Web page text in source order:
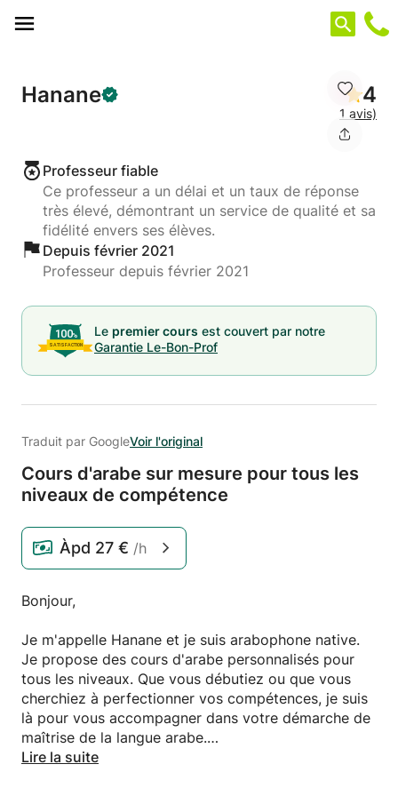
Hanane 4
1 avis)
Professeur fiable
Ce professeur a un délai et un taux de réponse
très élevé, démontrant un service de qualité et sa
fidélité envers ses élèves.
Depuis février 2021
Professeur depuis février 2021
Le premier cours est couvert par notre
Garantie Le-Bon-Prof
Traduit par GoogleVoir l'original
Cours d'arabe sur mesure pour tous les
niveaux de compétence
Àpd 27 € /h
Bonjour,
Je m'appelle Hanane et je suis arabophone native.
Je propose des cours d'arabe personnalisés pour
tous les niveaux. Que vous débutiez ou que vous
cherchiez à perfectionner vos compétences, je suis
là pour vous accompagner dans votre démarche de
maîtrise de la langue arabe.
Lire la suite